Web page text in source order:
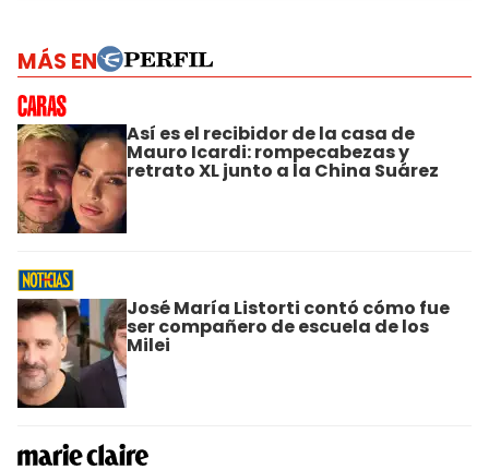
MÁS EN
Así es el recibidor de la casa de
Mauro Icardi: rompecabezas y
retrato XL junto a la China Suárez
José María Listorti contó cómo fue
ser compañero de escuela de los
Milei